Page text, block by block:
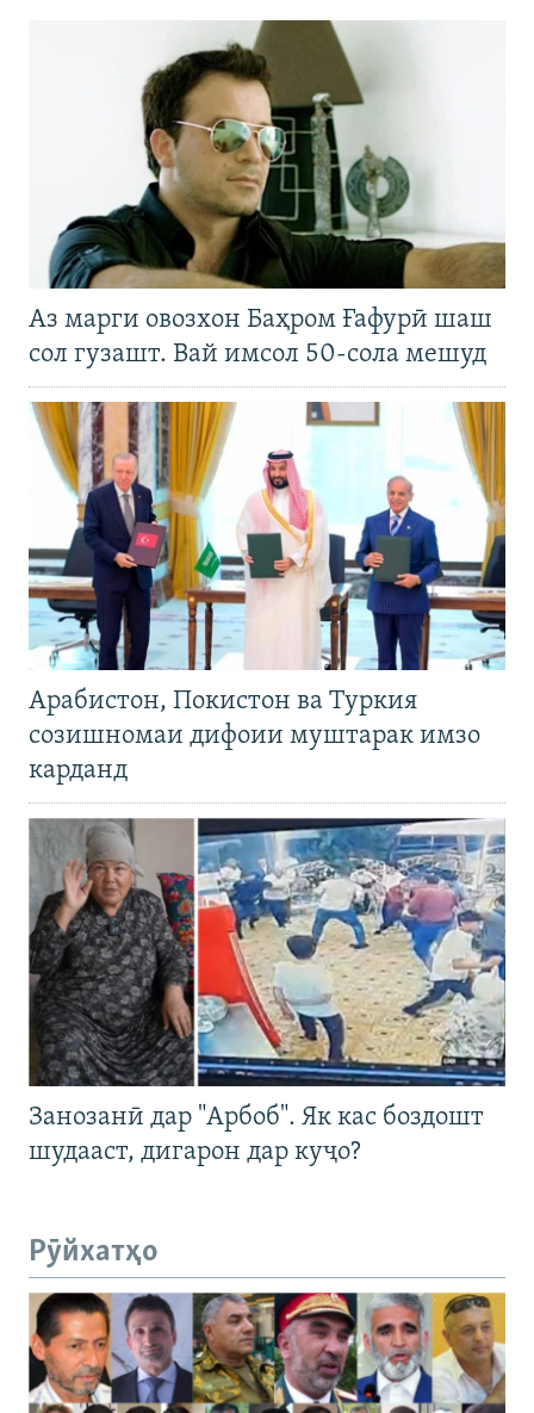
Аз марги овозхон Баҳром Ғафурӣ шаш
сол гузашт. Вай имсол 50-сола мешуд
Арабистон, Покистон ва Туркия
созишномаи дифоии муштарак имзо
карданд
Занозанӣ дар "Арбоб". Як кас боздошт
шудааст, дигарон дар куҷо?
Рӯйхатҳо